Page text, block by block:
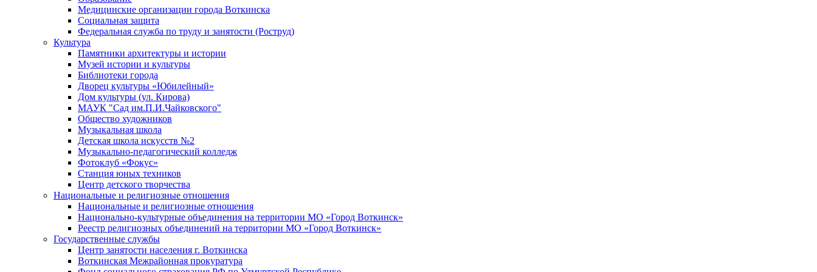
Медицинские организации города Воткинска
Социальная защита
Федеральная служба по труду и занятости (Роструд)
Культура
Памятники архитектуры и истории
Музей истории и культуры
Библиотеки города
Дворец культуры «Юбилейный»
Дом культуры (ул. Кирова)
МАУК "Сад им.П.И.Чайковского"
Общество художников
Музыкальная школа
Детская школа искусств №2
Музыкально-педагогический колледж
Фотоклуб «Фокус»
Станция юных техников
Центр детского творчества
Национальные и религиозные отношения
Национальные и религиозные отношения
Национально-культурные объединения на территории МО «Город Воткинск»
Реестр религиозных объединений на территории МО «Город Воткинск»
Государственные службы
Центр занятости населения г. Воткинска
Воткинская Межрайонная прокуратура